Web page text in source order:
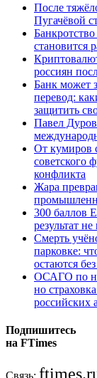
После
Пугачёвой
становится
россиян
Банк может
перевод:
защитить
Павел Дуров
От кумиров
советского
конфликта
Жара
300 баллов
результат
Смерть
парковке:
остаются
ОСАГО по
но
российских
Подпишитесь
на FTimes
Связь: